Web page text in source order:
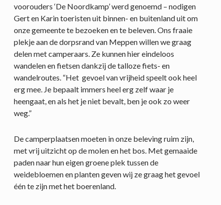
voorouders ‘De Noordkamp’ werd genoemd – nodigen
Gert en Karin toeristen uit binnen- en buitenland uit om
onze gemeente te bezoeken en te beleven. Ons fraaie
plekje aan de dorpsrand van Meppen willen we graag
delen met camperaars. Ze kunnen hier eindeloos
wandelen en fietsen dankzij de talloze fiets- en
wandelroutes. “Het gevoel van vrijheid speelt ook heel
erg mee. Je bepaalt immers heel erg zelf waar je
heengaat, en als het je niet bevalt, ben je ook zo weer
weg.”
De camperplaatsen moeten in onze beleving ruim zijn,
met vrij uitzicht op de molen en het bos. Met gemaaide
paden naar hun eigen groene plek tussen de
weidebloemen en planten geven wij ze graag het gevoel
één te zijn met het boerenland.